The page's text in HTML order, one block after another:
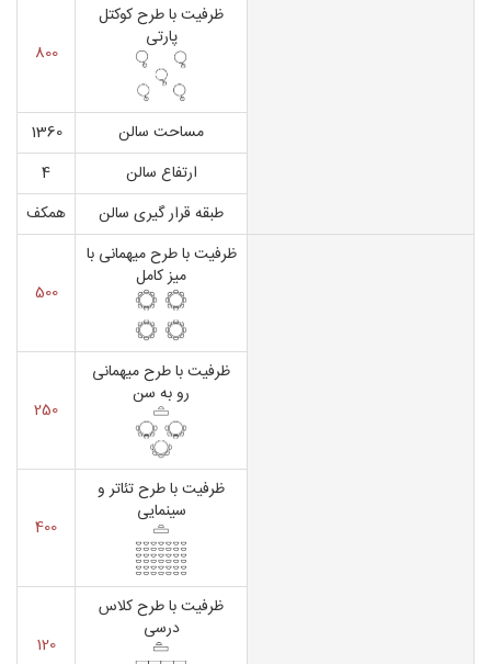
ظرفیت با طرح کوکتل
پارتی
800
مساحت سالن
1360
ارتفاع سالن
4
طبقه قرار گیری سالن
همکف
ظرفیت با طرح میهمانی با
میز کامل
500
ظرفیت با طرح میهمانی
رو به سن
250
ظرفیت با طرح تئاتر و
سینمایی
400
ظرفیت با طرح کلاس
درسی
120